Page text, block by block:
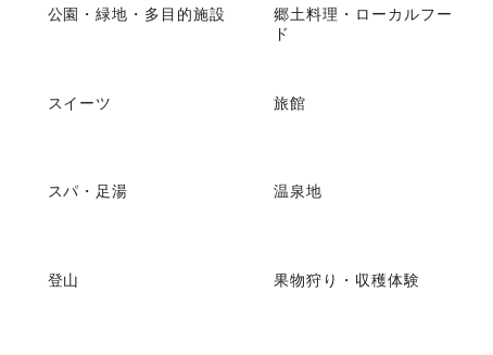
公園・緑地・多目的施設
郷土料理・ローカルフー
ド
スイーツ 旅館
スパ・足湯 温泉地
登山 果物狩り・収穫体験